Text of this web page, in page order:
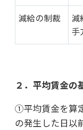
減給の制裁
減
手
２．平均賃金の
①平均賃金を算
の発生した日以